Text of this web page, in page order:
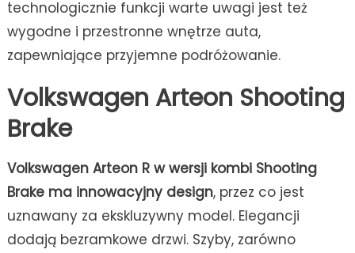
technologicznie funkcji warte uwagi jest też
wygodne i przestronne wnętrze auta,
zapewniające przyjemne podróżowanie.
Volkswagen Arteon Shooting
Brake
Volkswagen Arteon R w wersji kombi Shooting
Brake ma innowacyjny design, przez co jest
uznawany za ekskluzywny model. Elegancji
dodają bezramkowe drzwi. Szyby, zarówno